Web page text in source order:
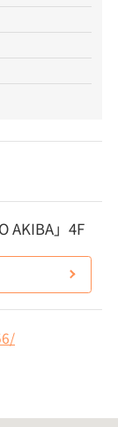
AKIBA」4F